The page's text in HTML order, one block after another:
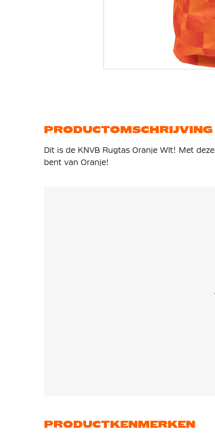
gallerij
PRODUCTOMSCHRIJVING
Dit is de KNVB Rugtas Oranje WIt! Met
bent van Oranje!
PRODUCTKENMERKEN